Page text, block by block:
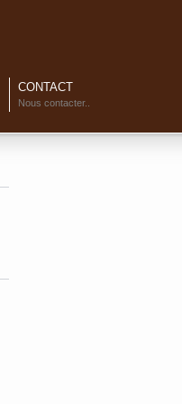
CONTACT
Nous contacter..